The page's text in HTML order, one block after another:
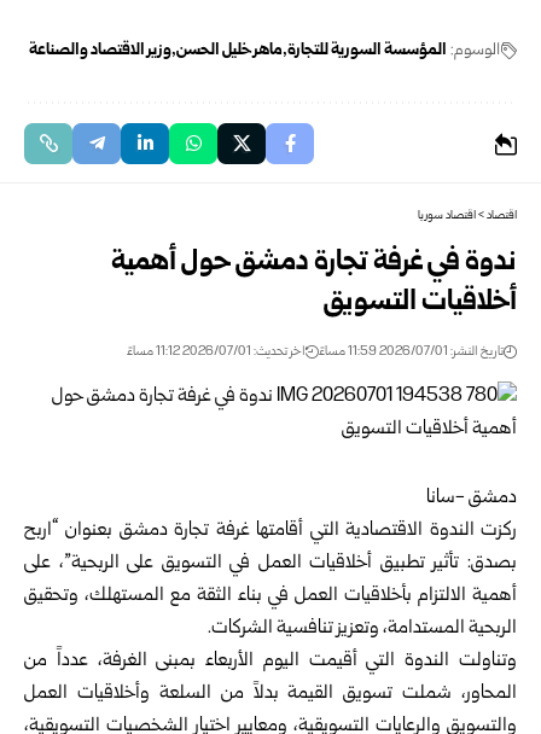
الوسوم: المؤسسة السورية للتجارة ماهر خليل الحسن وزير الاقتصاد والصناعة
اقتصاد>اقتصاد سوريا
ندوة في غرفة تجارة دمشق حول أهمية
أخلاقيات التسويق
تاريخ النشر: 2026/07/01 11:59 مساءً اخر تحديث: 2026/07/01 11:12 مساءً
دمشق -سانا
ركزت الندوة الاقتصادية التي أقامتهاغرفة تجارة دمشق بعنوان “اربح
بصدق: تأثير تطبيق أخلاقيات العمل في التسويق على الربحية”، على
أهمية الالتزام بأخلاقيات العمل في بناء الثقة مع المستهلك، وتحقيق
الربحية المستدامة، وتعزيز تنافسية الشركات.
وتناولت الندوة التي أقيمت اليوم الأربعاء بمبنى الغرفة، عدداً من
المحاور، شملت تسويق القيمة بدلاً من السلعة وأخلاقيات العمل
والتسويق والرعايات التسويقية، ومعايير اختيار الشخصيات التسويقية،